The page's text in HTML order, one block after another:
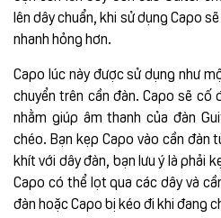
lên dây chuẩn, khi sử dụng Capo
nhanh hỏng hơn.
Capo lúc này được sử dụng như
chuyển trên cần đàn. Capo sẽ cố
nhằm giúp âm thanh của đàn
chéo. Bạn kẹp Capo vào cần đàn
khít với dây đàn, bạn lưu ý là phải
Capo có thể lọt qua các dây và
đàn hoặc Capo bị kéo đi khi đang